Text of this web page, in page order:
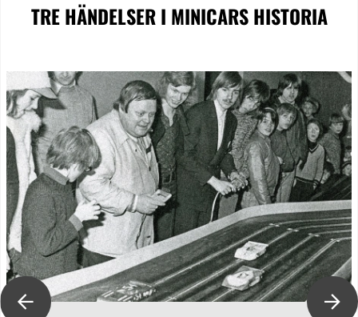
TRE HÄNDELSERI MINICARS HISTORIA